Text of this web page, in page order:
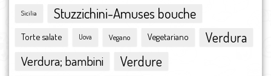
luglio 2015
maggio 2015
marzo 2015
Sicilia Stuzzichini-Amuses bouche
Torte salate Uova Vegano Vegetariano Verdura
Verdura; bambini Verdure